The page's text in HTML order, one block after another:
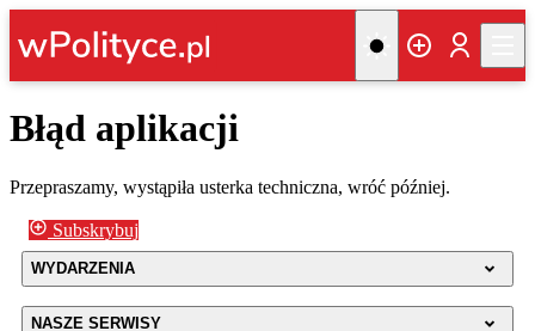
Błąd aplikacji
Przepraszamy, wystąpiła usterka techniczna, wróć później.
Subskrybuj
WYDARZENIA
NASZE SERWISY